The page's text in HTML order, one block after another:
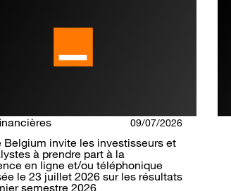
09/07/2026
Belgium invite les investisseurs et
à prendre part à la
en ligne et/ou téléphonique
le 23 juillet 2026 sur les résultats
semestre 2026